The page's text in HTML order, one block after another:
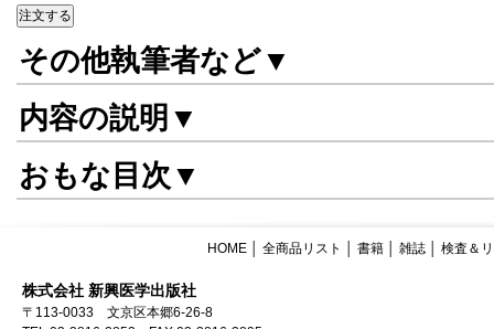
その他執筆者など▼
内容の説明▼
おもな目次▼
HOME 全商品リスト 書籍 雑誌 検査＆
株式会社 新興医学出版社
〒113-0033 文京区本郷6-26-8